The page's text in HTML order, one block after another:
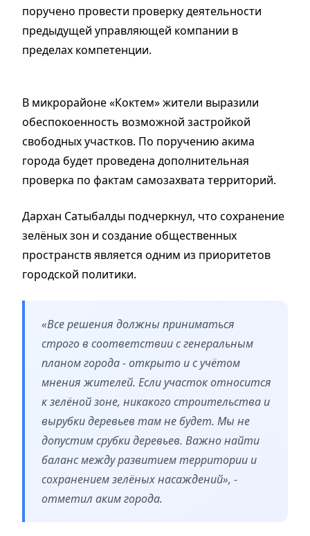
поручено провести проверку деятельности
предыдущей управляющей компании в
пределах компетенции.
В микрорайоне «Коктем» жители выразили
обеспокоенность возможной застройкой
свободных участков. По поручению акима
города будет проведена дополнительная
проверка по фактам самозахвата территорий.
Дархан Сатыбалды подчеркнул, что сохранение
зелёных зон и создание общественных
пространств является одним из приоритетов
городской политики.
«Все решения должны приниматься
строго в соответствии с генеральным
планом города - открыто и с учётом
мнения жителей. Если участок относится
к зелёной зоне, никакого строительства и
вырубки деревьев там не будет. Мы не
допустим срубки деревьев. Важно найти
баланс между развитием территории и
сохранением зелёных насаждений», -
отметил аким города.